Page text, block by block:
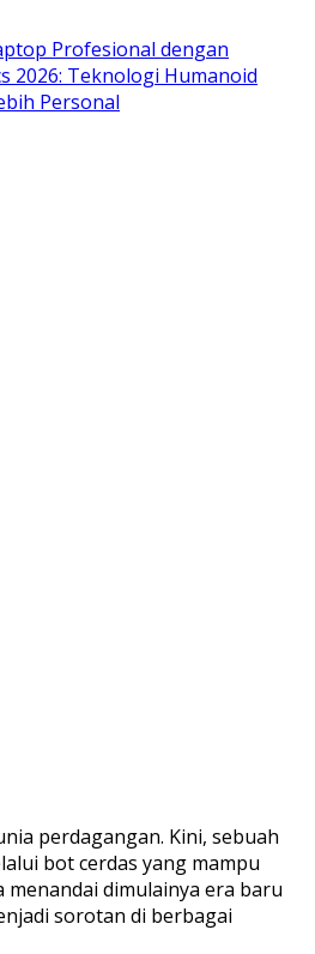
Profesional dengan
2026: Teknologi Humanoid
Personal
perdagangan. Kini, sebuah
bot cerdas yang mampu
dimulainya era baru
sorotan di berbagai